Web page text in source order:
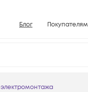
Блог Покупателям